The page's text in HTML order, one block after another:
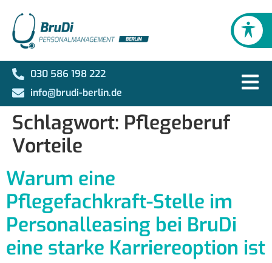
030 586 198 222
info@brudi-berlin.de
Schlagwort: Pflegeberuf
Vorteile
Warum eine
Pflegefachkraft-Stelle im
Personalleasing bei BruDi
eine starke Karriereoption ist